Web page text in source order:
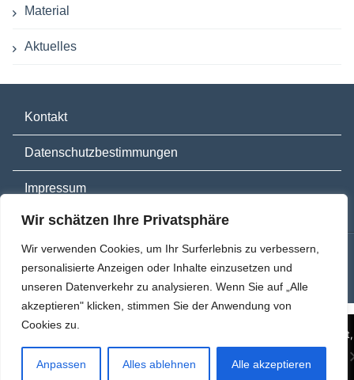
Wir schätzen Ihre Privatsphäre
Wir verwenden Cookies, um Ihr Surferlebnis zu verbessern,
personalisierte Anzeigen oder Inhalte einzusetzen und
unseren Datenverkehr zu analysieren. Wenn Sie auf „Alle
akzeptieren" klicken, stimmen Sie der Anwendung von
Cookies zu.
Anpassen Alles ablehnen Alle akzeptieren
Material
Aktuelles
Kontakt
Datenschutzbestimmungen
Impressum
Webulous Themes
Diese Website benutzt Cookies. Wenn du die Website weiter nutzt,
gehen wir von deinem Einverständnis aus.